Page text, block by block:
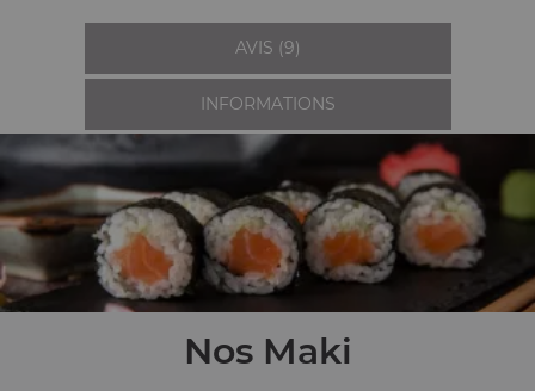
AVIS (9)
INFORMATIONS
Nos Maki